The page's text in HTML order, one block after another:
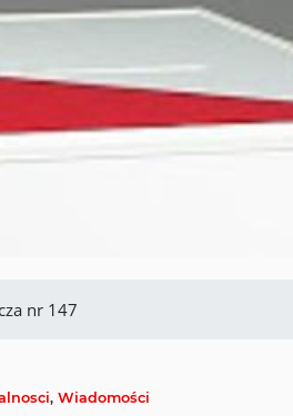
nr 147
,Wiadomości